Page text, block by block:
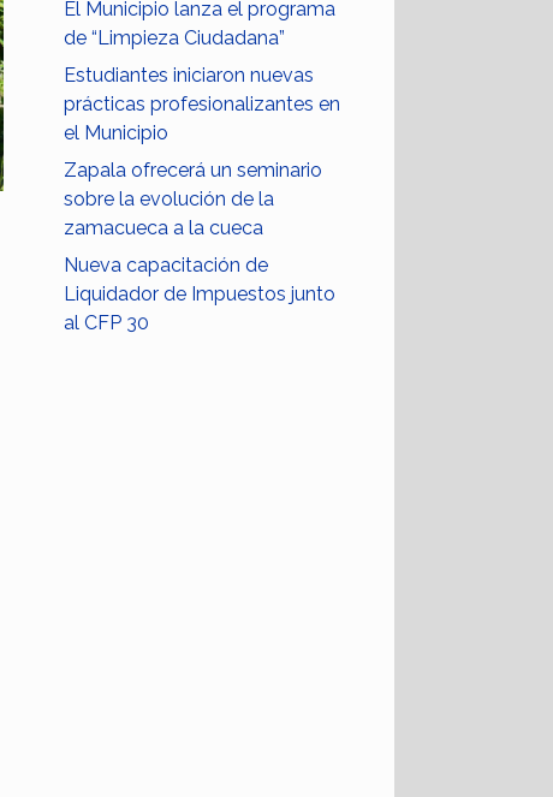
El Municipio lanza el programa
de “Limpieza Ciudadana”
Estudiantes iniciaron nuevas
prácticas profesionalizantes en
el Municipio
Zapala ofrecerá un seminario
sobre la evolución de la
zamacueca a la cueca
Nueva capacitación de
Liquidador de Impuestos junto
al CFP 30